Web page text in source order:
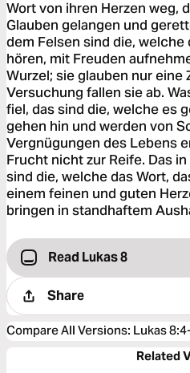
Wort von ihren Herzen weg,
Glauben gelangen und
dem Felsen sind die, welche
hören, mit Freuden
Wurzel; sie glauben nur eine
Versuchung fallen sie ab.
fiel, das sind die, welche es
gehen hin und werden von
Vergnügungen des Lebens
Frucht nicht zur Reife. Das
sind die, welche das Wort,
einem feinen und guten
bringen in standhaftem
Read Lukas 8
Share
Compare All Versions: Lukas
Related